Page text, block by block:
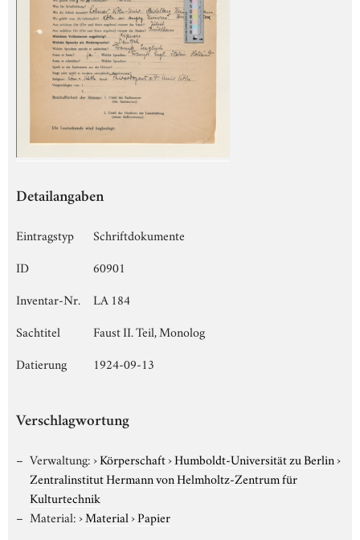
Detailangaben
Eintragstyp
Schriftdokumente
ID
60901
Inventar-Nr.
LA 184
Sachtitel
Faust II. Teil, Monolog
Datierung
1924-09-13
Verschlagwortung
Verwaltung:›Körperschaft›Humboldt-Universität zu Berlin›
Zentralinstitut Hermann von Helmholtz-Zentrum für
Kulturtechnik
Material:›Material›Papier